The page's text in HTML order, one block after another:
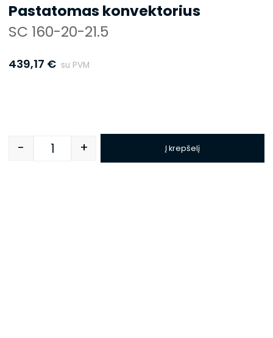
Pastatomas konvektorius
SC 160-20-21.5
439,17 € su PVM
Quantity
- + Į krepšelį